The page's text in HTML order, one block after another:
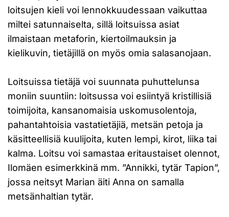
loitsujen kieli voi lennokkuudessaan vaikuttaa
miltei satunnaiselta, sillä loitsuissa asiat
ilmaistaan metaforin, kiertoilmauksin ja
kielikuvin, tietäjillä on myös omia salasanojaan.
Loitsuissa tietäjä voi suunnata puhuttelunsa
moniin suuntiin: loitsussa voi esiintyä kristillisiä
toimijoita, kansanomaisia uskomusolentoja,
pahantahtoisia vastatietäjiä, metsän petoja ja
käsitteellisiä kuulijoita, kuten lempi, kirot, liika tai
kalma. Loitsu voi samastaa eritaustaiset olennot,
Ilomäen esimerkkinä mm. ”Annikki, tytär Tapion”,
jossa neitsyt Marian äiti Anna on samalla
metsänhaltian tytär.